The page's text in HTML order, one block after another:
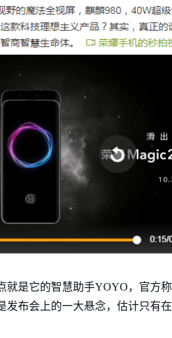
就是它的智慧助手YOYO，官方
布会上的一大悬念，估计只有在